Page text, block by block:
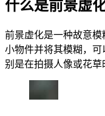
什么是前景虚化
前景虚化是一种故意
小物件并将其模糊，可
别是在拍摄人像或花草